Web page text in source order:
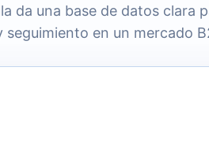
da una base de datos clara
en un mercado